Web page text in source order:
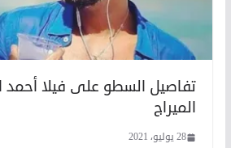
تفاصيل السطو على فيلا
الميراج
28 يوليو، 2021